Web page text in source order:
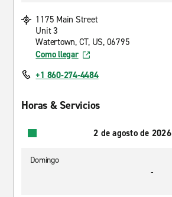
1175 Main Street
Unit 3
Watertown, CT, US, 06795
Como llegar
+1 860-274-4484
Horas & Servicios
2 de agosto de 2026
Domingo
-